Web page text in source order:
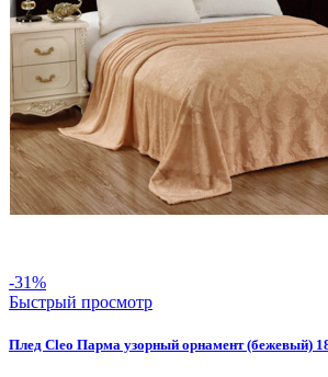
-31%
Быстрый просмотр
Плед Cleo Парма узорный орнамент (бежевый)